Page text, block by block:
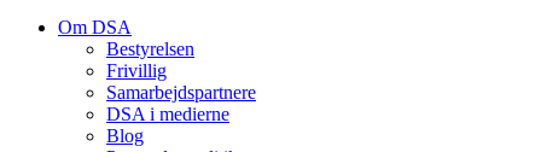
Om DSA
Bestyrelsen
Frivillig
Samarbejdspartnere
DSA i medierne
Blog